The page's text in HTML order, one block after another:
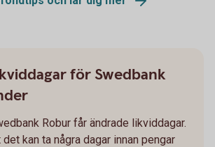
för Swedbank
Robur får ändrade likviddagar.
kan ta några dagar innan pengar